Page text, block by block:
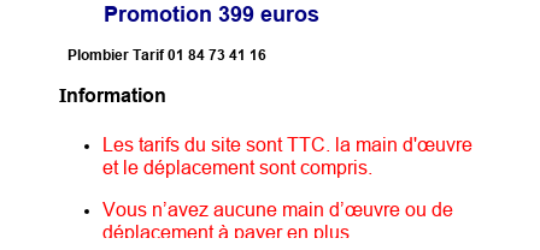
Promotion 399 euros
Plombier Tarif 01 84 73 41 16
Information
Les tarifs du site sont TTC. la main d'œuvre
et le déplacement sont compris.
Vous n’avez aucune main d’œuvre ou de
déplacement à payer en plus.